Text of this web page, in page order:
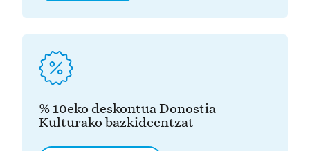
% 10eko deskontua Donostia
Kulturako bazkideentzat